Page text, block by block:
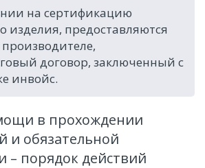
на сертификацию
изделия, предоставляются
договор, заключенный с
инвойс.
в прохождении
и обязательной
– порядок действий